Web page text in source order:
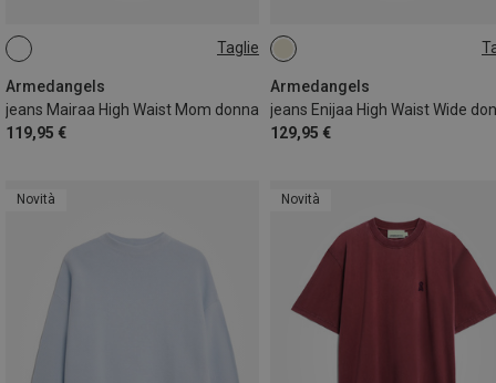
Taglie
Armedangels
jeans Mairaa High Waist Mom donna
119,95 €
Armedangels
jeans Enijaa High Waist Wide
129,95 €
S S|XS
Novità Novità